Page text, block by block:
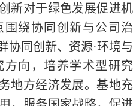
新对于绿色发展促进机
绕协同创新与公司治
协同创新、资源·环境与
向，培养学术型研究
地方经济发展。基地充